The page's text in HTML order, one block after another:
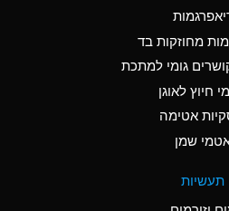
B
A
מחוזקות בד
גומי למתכת
חיוץ לאוגן
אטימה
שמן
תעשיות